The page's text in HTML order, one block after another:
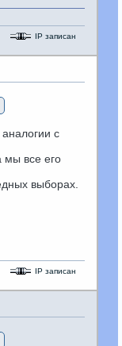
IP записан
с
мы все его
выборах.
IP записан